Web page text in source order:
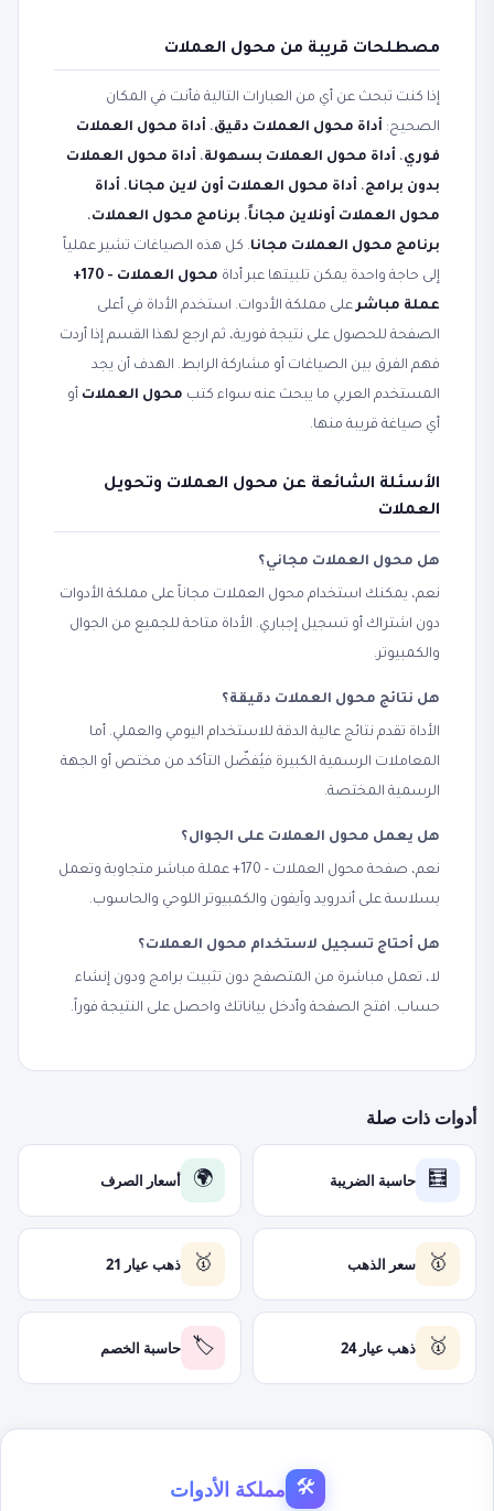
مصطلحات قريبة من محول العملات
إذا كنت تبحث عن أي من العبارات التالية فأنت في المكان
الصحيح: أداة محول العملات دقيق، أداة محول العملات
فوري، أداة محول العملات بسهولة، أداة محول العملات
بدون برامج، أداة محول العملات أون لاين مجانا، أداة
محول العملات أونلاين مجاناً، برنامج محول العملات،
برنامج محول العملات مجانا. كل هذه الصياغات تشير عملياً
إلى حاجة واحدة يمكن تلبيتها عبر أداة
محول العملات - 170+
عملة مباشرعلى مملكة الأدوات. استخدم الأداة في أعلى
الصفحة للحصول على نتيجة فورية، ثم ارجع لهذا القسم إذا أردت
فهم الفرق بين الصياغات أو مشاركة الرابط. الهدف أن يجد
المستخدم العربي ما يبحث عنه سواء كتب محول العملات أو
أي صياغة قريبة منها.
الأسئلة الشائعة عن محول العملات وتحويل
العملات
هل محول العملات مجاني؟
نعم، يمكنك استخدام محول العملات مجاناً على مملكة الأدوات
دون اشتراك أو تسجيل إجباري. الأداة متاحة للجميع من الجوال
والكمبيوتر.
هل نتائج محول العملات دقيقة؟
الأداة تقدم نتائج عالية الدقة للاستخدام اليومي والعملي. أما
المعاملات الرسمية الكبيرة فيُفضّل التأكد من مختص أو الجهة
الرسمية المختصة.
هل يعمل محول العملات على الجوال؟
نعم، صفحة محول العملات - 170+ عملة مباشر متجاوبة وتعمل
بسلاسة على أندرويد وآيفون والكمبيوتر اللوحي والحاسوب.
هل أحتاج تسجيل لاستخدام محول العملات؟
لا، تعمل مباشرة من المتصفح دون تثبيت برامج ودون إنشاء
حساب. افتح الصفحة وأدخل بياناتك واحصل على النتيجة فوراً.
أدوات ذات صلة
🧮 حاسبة الضريبة 🌍 أسعار الصرف
🥇 سعر الذهب 🥇 ذهب عيار 21
🥇 ذهب عيار 24 🏷️ حاسبة الخصم
🛠 مملكة الأدوات